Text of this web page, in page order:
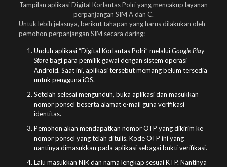
Tampilan aplikasi Digital Korlantas Polri yang mencakup layanan
perpanjangan SIM A dan C.
Untuk lebih jelasnya, berikut tahapan yang harus dilakukan oleh
pemohon perpanjangan SIM secara daring:
Unduh aplikasi “Digital Korlantas Polri” melaluiGoogle Play
Storebagi para pemilik gawai dengan sistem operasi
Android. Saat ini, aplikasi tersebut memang belum tersedia
untuk pengguna iOS.
Setelah selesai mengunduh, buka aplikasi dan masukkan
nomor ponsel beserta alamat e-mail guna verifikasi
identitas.
Pemohon akan mendapatkan nomor OTP yang dikirim ke
nomor ponsel yang telah ditulis. Kode OTP ini yang
nantinya dimasukkan pada aplikasi sebagai bukti verifikasi.
Lalu masukkan NIK dan nama lengkap sesuai KTP. Nantinya